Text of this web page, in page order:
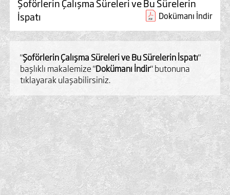
Şoförlerin Çalışma Süreleri ve Bu Sürelerin
İspatı
Dokümanı İndir
"Şoförlerin Çalışma Süreleri ve Bu Sürelerin İspatı"
başlıklı makalemize "Dokümanı İndir" butonuna
tıklayarak ulaşabilirsiniz.